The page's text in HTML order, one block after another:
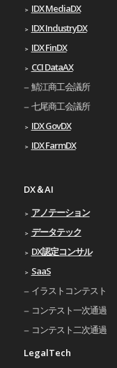
IDX MediaDX
IDX IndustryDX
IDX FinDX
CCI DataAX
鯖江商工会議所
七尾商工会議所
IDX GovDX
IDX FarmDX
DX＆AI
アノテーション
データテック
DX認定コンサル
SaaS
イラストコンテスト
コンテスト一次通過
コンテスト二次通過
LegalTech